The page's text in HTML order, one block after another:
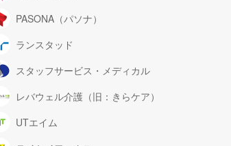
PASONA（パソナ）
ランスタッド
スタッフサービス・メディカル
レバウェル介護（旧：きらケア）
UTエイム